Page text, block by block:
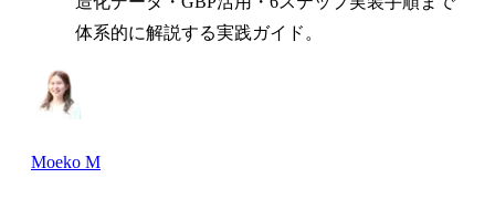
体系的に解説する実践ガイド。
Moeko M